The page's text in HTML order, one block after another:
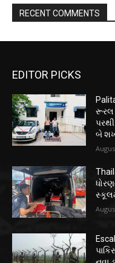
RECENT COMMENTS
EDITOR PICKS
રૂરલ
બે